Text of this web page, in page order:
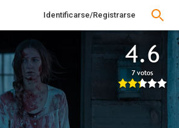
Identificarse/Registrarse
4.6
7 votos